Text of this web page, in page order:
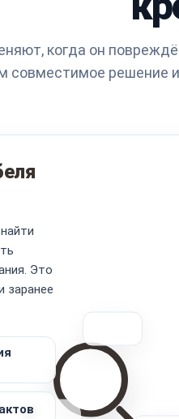
когда он
совместимое решение
Это
заранее